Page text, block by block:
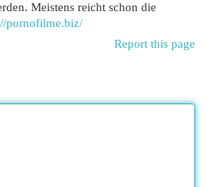
Meistens reicht schon die
pornofilme.biz/
Report this page